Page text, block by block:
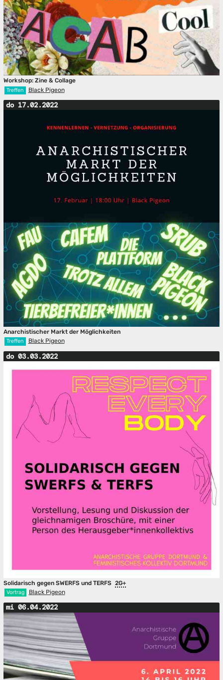
Workshop: Zine & Collage
Treffen Black Pigeon
do 17.02.2022
Anarchistischer Markt der Möglichkeiten
Treffen Black Pigeon
do 03.03.2022
Solidarisch gegen SWERFS und TERFS 2G+
Vortrag Black Pigeon
mi 06.04.2022